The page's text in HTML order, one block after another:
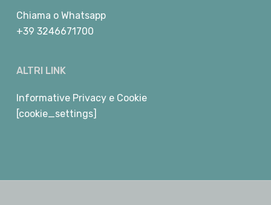
Chiama o Whatsapp
+39 3246671700
ALTRI LINK
Informative Privacy e Cookie
[cookie_settings]